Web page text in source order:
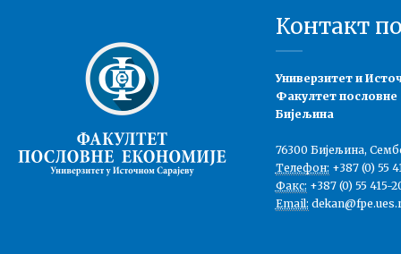
Контакт
Универзитет и
Факултет пословне
Бијељина
76300 Бијељина,
Телефон: +387 (0) 55
Факс: +387 (0) 55 415-
Email: